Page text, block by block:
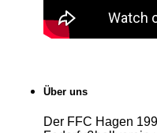
Über uns
Der FFC Hagen